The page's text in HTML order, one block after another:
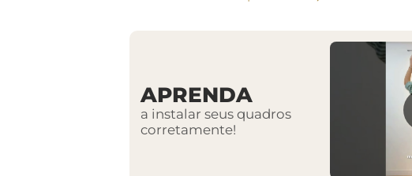
APRENDA
a instalar seus quadros
corretamente!